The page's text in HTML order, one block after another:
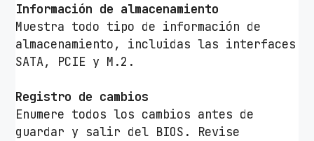
Información de almacenamiento
Muestra todo tipo de información de
almacenamiento, incluidas las interfaces
SATA, PCIE y M.2.
Registro de cambios
Enumere todos los cambios antes de
guardar y salir del BIOS. Revise